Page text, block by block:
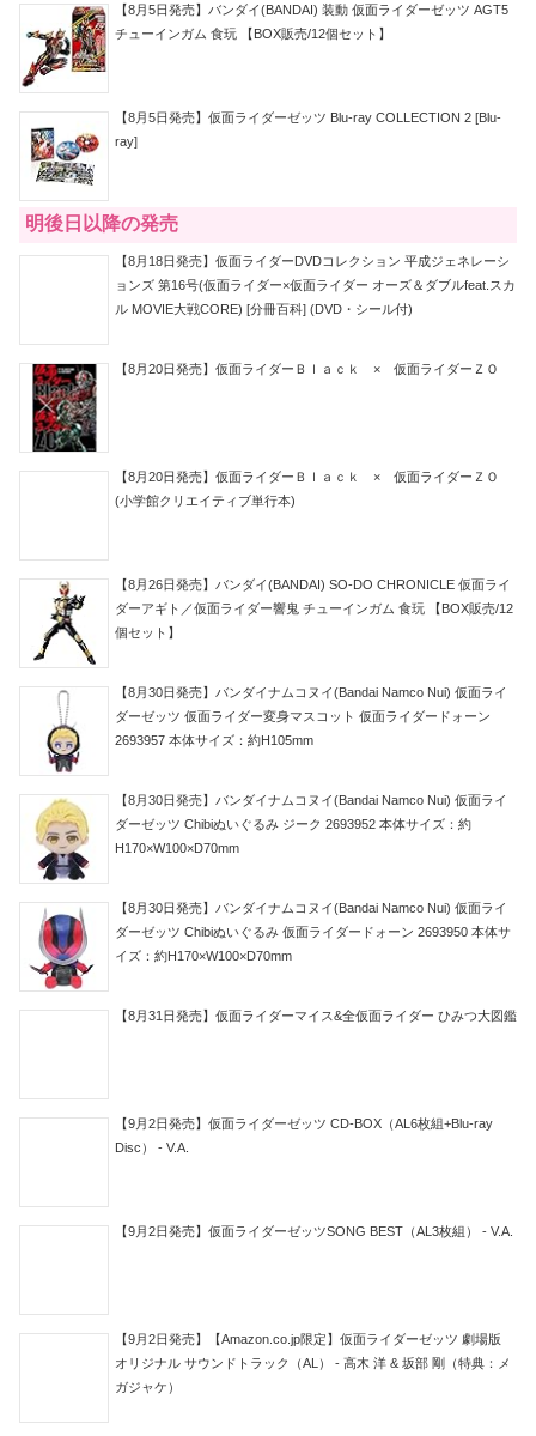
【8月5日発売】バンダイ(BANDAI) 装動 仮面ライダーゼッツ AGT5
チューインガム 食玩 【BOX販売/12個セット】
【8月5日発売】仮面ライダーゼッツ Blu-ray COLLECTION 2 [Blu-
ray]
明後日以降の発売
【8月18日発売】仮面ライダーDVDコレクション 平成ジェネレーシ
ョンズ 第16号(仮面ライダー×仮面ライダー オーズ＆ダブルfeat.スカ
ル MOVIE大戦CORE) [分冊百科] (DVD・シール付)
【8月20日発売】仮面ライダーＢｌａｃｋ × 仮面ライダーＺＯ
【8月20日発売】仮面ライダーＢｌａｃｋ × 仮面ライダーＺＯ
(小学館クリエイティブ単行本)
【8月26日発売】バンダイ(BANDAI) SO-DO CHRONICLE 仮面ライ
ダーアギト／仮面ライダー響鬼 チューインガム 食玩 【BOX販売/12
個セット】
【8月30日発売】バンダイナムコヌイ(Bandai Namco Nui) 仮面ライ
ダーゼッツ 仮面ライダー変身マスコット 仮面ライダードォーン
2693957 本体サイズ：約H105mm
【8月30日発売】バンダイナムコヌイ(Bandai Namco Nui) 仮面ライ
ダーゼッツ Chibiぬいぐるみ ジーク 2693952 本体サイズ：約
H170×W100×D70mm
【8月30日発売】バンダイナムコヌイ(Bandai Namco Nui) 仮面ライ
ダーゼッツ Chibiぬいぐるみ 仮面ライダードォーン 2693950 本体サ
イズ：約H170×W100×D70mm
【8月31日発売】仮面ライダーマイス&全仮面ライダー ひみつ大図鑑
【9月2日発売】仮面ライダーゼッツ CD-BOX（AL6枚組+Blu-ray
Disc） - V.A.
【9月2日発売】仮面ライダーゼッツSONG BEST（AL3枚組） - V.A.
【9月2日発売】【Amazon.co.jp限定】仮面ライダーゼッツ 劇場版
オリジナル サウンドトラック（AL） - 高木 洋 & 坂部 剛（特典：メ
ガジャケ）